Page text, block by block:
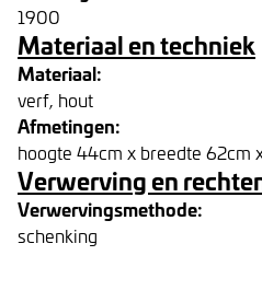
1900
Materiaal en techniek
Materiaal:
verf, hout
Afmetingen:
hoogte 44cm x breedte 62cm
Verwerving en
Verwervingsmethode:
schenking